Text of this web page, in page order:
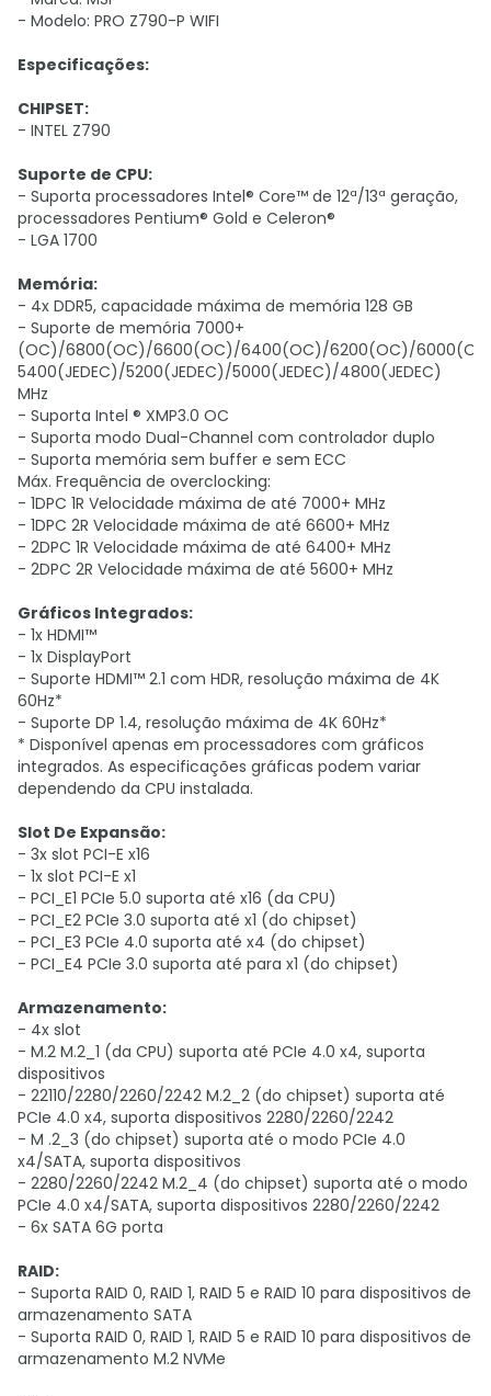
- Modelo: PRO Z790-P WIFI
Especificações:
CHIPSET:
- INTEL Z790
Suporte de CPU:
- Suporta processadores Intel® Core™ de 12ª/13ª geração,
processadores Pentium® Gold e Celeron®
- LGA 1700
Memória:
- 4x DDR5, capacidade máxima de memória 128 GB
- Suporte de memória 7000+
(OC)/6800(OC)/6600(OC)/6400(OC)/6200(OC)/
5400(JEDEC)/5200(JEDEC)/5000(JEDEC)/4800(JEDEC)
MHz
- Suporta Intel ® XMP3.0 OC
- Suporta modo Dual-Channel com controlador duplo
- Suporta memória sem buffer e sem ECC
Máx. Frequência de overclocking:
- 1DPC 1R Velocidade máxima de até 7000+ MHz
- 1DPC 2R Velocidade máxima de até 6600+ MHz
- 2DPC 1R Velocidade máxima de até 6400+ MHz
- 2DPC 2R Velocidade máxima de até 5600+ MHz
Gráficos Integrados:
- 1x HDMI™
- 1x DisplayPort
- Suporte HDMI™ 2.1 com HDR, resolução máxima de 4K
60Hz*
- Suporte DP 1.4, resolução máxima de 4K 60Hz*
* Disponível apenas em processadores com gráficos
integrados. As especificações gráficas podem variar
dependendo da CPU instalada.
Slot De Expansão:
- 3x slot PCI-E x16
- 1x slot PCI-E x1
- PCI_E1 PCIe 5.0 suporta até x16 (da CPU)
- PCI_E2 PCIe 3.0 suporta até x1 (do chipset)
- PCI_E3 PCIe 4.0 suporta até x4 (do chipset)
- PCI_E4 PCIe 3.0 suporta até para x1 (do chipset)
Armazenamento:
- 4x slot
- M.2 M.2_1 (da CPU) suporta até PCIe 4.0 x4, suporta
dispositivos
- 22110/2280/2260/2242 M.2_2 (do chipset) suporta até
PCIe 4.0 x4, suporta dispositivos 2280/2260/2242
- M .2_3 (do chipset) suporta até o modo PCIe 4.0
x4/SATA, suporta dispositivos
- 2280/2260/2242 M.2_4 (do chipset) suporta até o modo
PCIe 4.0 x4/SATA, suporta dispositivos 2280/2260/2242
- 6x SATA 6G porta
RAID:
- Suporta RAID 0, RAID 1, RAID 5 e RAID 10 para dispositivos de
armazenamento SATA
- Suporta RAID 0, RAID 1, RAID 5 e RAID 10 para dispositivos de
armazenamento M.2 NVMe